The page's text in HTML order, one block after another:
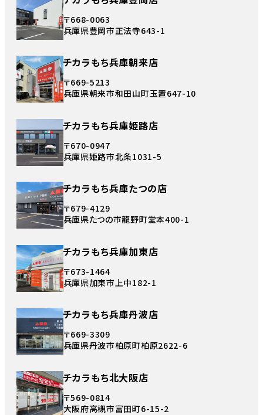
〒668-0063
兵庫県豊岡市正法寺643-1
チカラもち兵庫朝来店
〒669-5213
兵庫県朝来市和田山町玉置647-10
チカラもち兵庫姫路店
〒670-0947
兵庫県姫路市北条1031-5
チカラもち兵庫たつの店
〒679-4129
兵庫県たつの市龍野町堂本400-1
チカラもち兵庫加東店
〒673-1464
兵庫県加東市上中182-1
チカラもち兵庫丹波店
〒669-3309
兵庫県丹波市柏原町柏原2622-6
チカラもち北大阪店
〒569-0814
大阪府高槻市富田町6-15-2